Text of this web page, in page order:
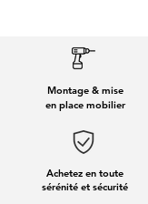
Montage & mise
en place mobilier
Achetez en toute
sérénité et sécurité